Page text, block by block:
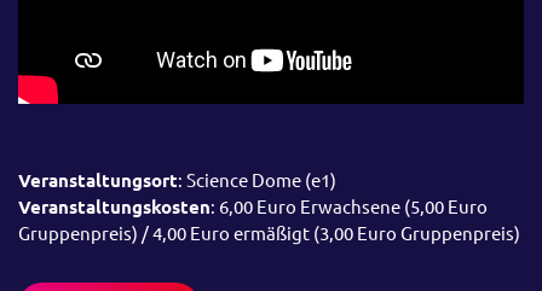
Veranstaltungsort: Science Dome (e1)
Veranstaltungskosten: 6,00 Euro Erwachsene (5,00 Euro
Gruppenpreis) / 4,00 Euro ermäßigt (3,00 Euro Gruppenpreis)